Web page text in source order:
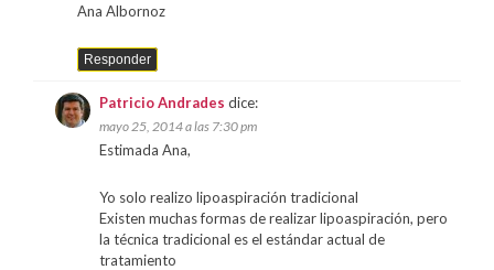
Ana Albornoz
Responder
Patricio Andrades dice:
mayo 25, 2014 a las 7:30 pm
Estimada Ana,
Yo solo realizo lipoaspiración tradicional
Existen muchas formas de realizar lipoaspiración, pero
la técnica tradicional es el estándar actual de
tratamiento